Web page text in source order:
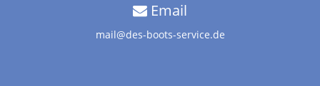
Email
mail@des-boots-service.de